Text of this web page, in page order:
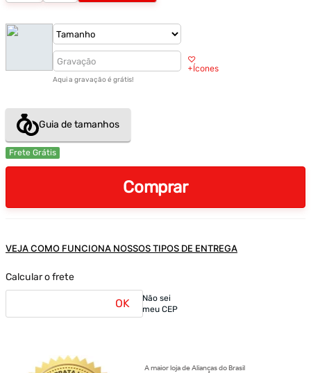
♡
+Ícones
Aqui a gravação é grátis!
Guia de tamanhos
Frete Grátis
Comprar
VEJA COMO FUNCIONA NOSSOS TIPOS DE ENTREGA
Calcular o frete
OK
Não sei
meu CEP
A maior loja de Alianças do Brasil